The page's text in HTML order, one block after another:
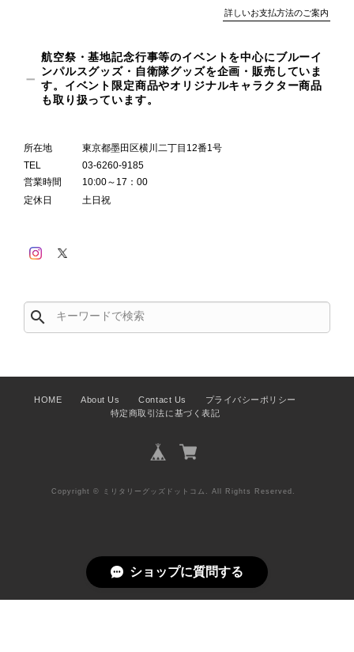
詳しいお支払方法のご案内
航空祭・基地記念行事等のイベントを中心にブルーイ
ンパルスグッズ・自衛隊グッズを企画・販売していま
す。イベント限定商品やオリジナルキャラクター商品
も取り扱っています。
所在地
東京都墨田区横川二丁目12番1号
TEL
03-6260-9185
営業時間
10:00～17：00
定休日
土日祝
search
HOME About Us Contact Us
プライバシーポリシー
特定商取引法に基づく表記
Copyright © ミリタリーグッズドットコム. All Rights Reserved.
ショップに質問する